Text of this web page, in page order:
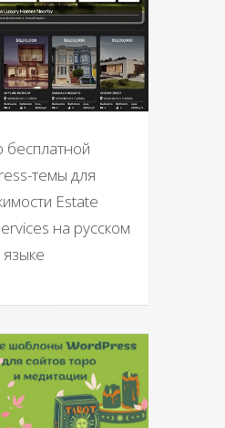
бесплатной
темы для
Estate
на русском
языке